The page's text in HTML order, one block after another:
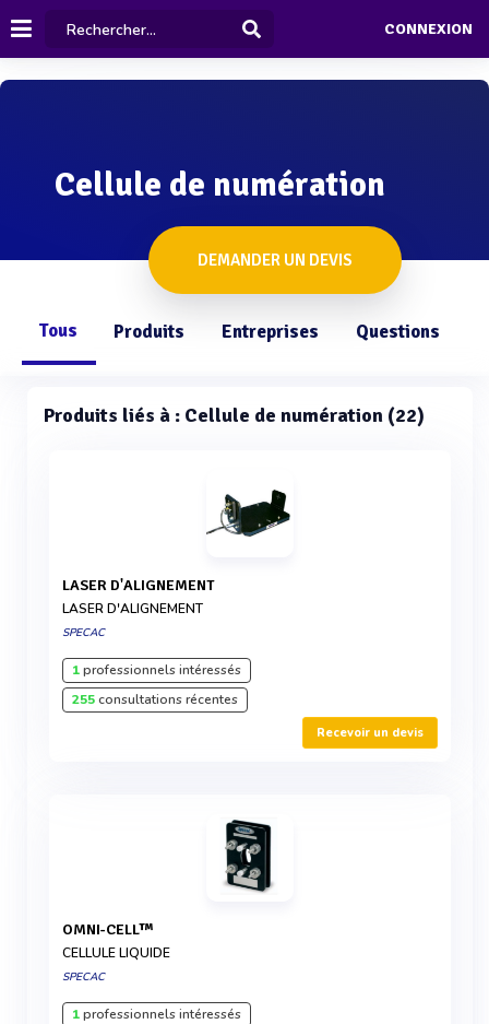
CONNEXION
Cellule de numération
DEMANDER UN DEVIS
Tous Produits Entreprises Questions
Produits liés à : Cellule de numération (22)
LASER D'ALIGNEMENT
LASER D'ALIGNEMENT
SPECAC
1professionnels intéressés
255consultations récentes
Recevoir un devis
OMNI-CELL™
CELLULE LIQUIDE
SPECAC
1professionnels intéressés